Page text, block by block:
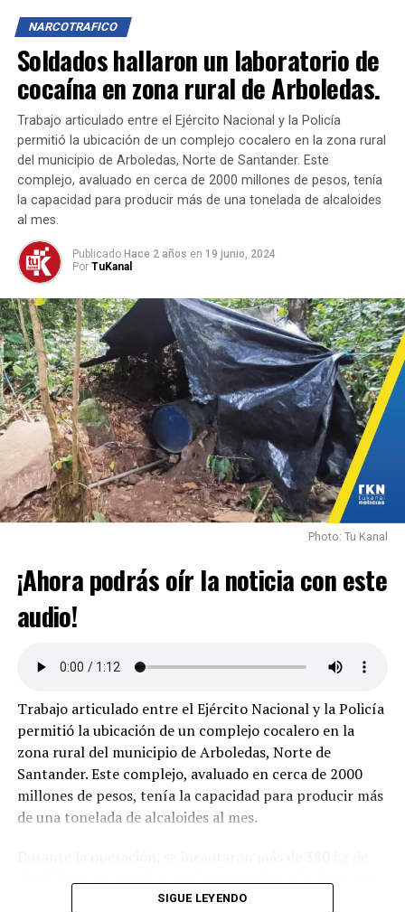
vinculadas al ELN, implicados en el hurto al oleoducto.
El Ejército Nacional continúa con operaciones para
combatir estas bandas criminales y mitigar los impactos
ambientales negativos, reafirmando su compromiso con
la estabilidad y la seguridad en la región.
NARCOTRAFICO
Soldados hallaron un laboratorio de
cocaína en zona rural de Arboledas.
Trabajo articulado entre el Ejército Nacional y la Policía
permitió la ubicación de un complejo cocalero en la zona rural
del municipio de Arboledas, Norte de Santander. Este
complejo, avaluado en cerca de 2000 millones de pesos, tenía
la capacidad para producir más de una tonelada de alcaloides
al mes.
Publicado Hace 2 años en 19 junio, 2024
Por TuKanal
Photo: Tu Kanal
¡Ahora podrás oír la noticia con este
audio!
Trabajo articulado entre el Ejército Nacional y la Policía
permitió la ubicación de un complejo cocalero en la
zona rural del municipio de Arboledas, Norte de
Santander. Este complejo, avaluado en cerca de 2000
millones de pesos, tenía la capacidad para producir más
de una tonelada de alcaloides al mes.
clorhidrato de cocaína. Las investigaciones indican que
el grupo armado organizado ELN, que tiene injerencia
SIGUE LEYENDO